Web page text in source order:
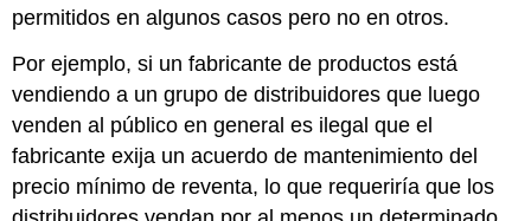
permitidos en algunos casos pero no en otros.
Por ejemplo, si un fabricante de productos está
vendiendo a un grupo de distribuidores que luego
venden al público en general es ilegal que el
fabricante exija un acuerdo de mantenimiento del
precio mínimo de reventa, lo que requeriría que los